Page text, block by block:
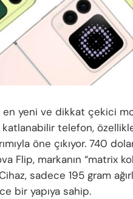
yeni ve dikkat çekici
katlanabilir telefon,
öne çıkıyor. 740
Flip, markanın “matrix
sadece 195 gram
bir yapıya sahip.